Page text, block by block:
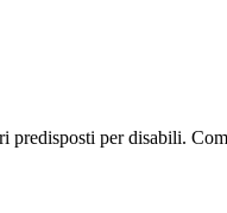
predisposti per disabili.